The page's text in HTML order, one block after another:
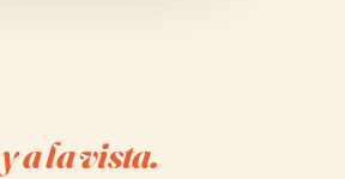
y a la vista.